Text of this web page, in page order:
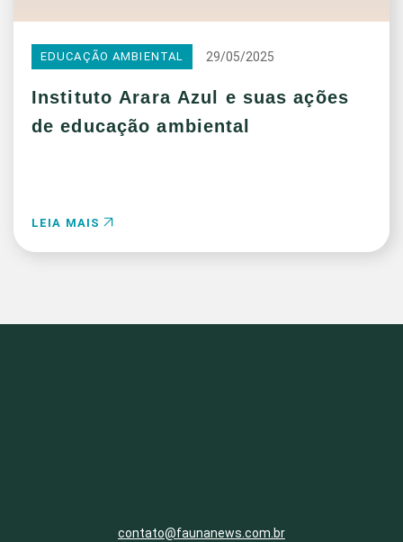
EDUCAÇÃO AMBIENTAL 29/05/2025
Instituto Arara Azul e suas ações
de educação ambiental
LEIA MAIS
contato@faunanews.com.br